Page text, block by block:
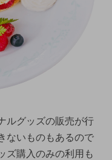
ルグッズの販売が行
ないものもあるので
購入のみの利用も